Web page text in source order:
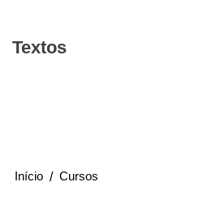
Textos
Início Cursos